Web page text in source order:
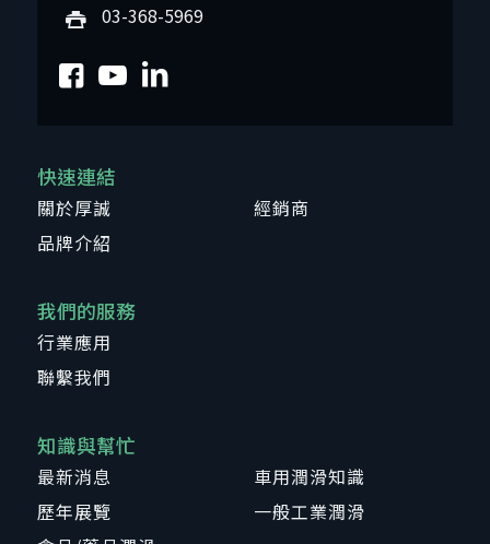
03-368-5969
快速連結
關於厚誠
品牌介紹
經銷商
我們的服務
行業應用
聯繫我們
知識與幫忙
最新消息
歷年展覽
車用潤滑知識
一般工業潤滑